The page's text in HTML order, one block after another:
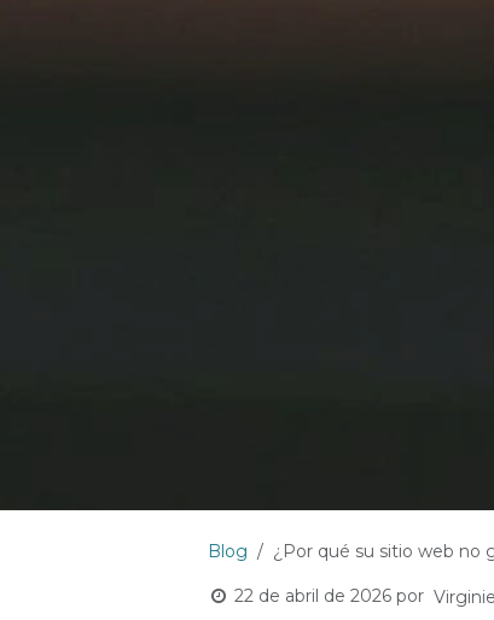
Blog ¿Por qué su sitio web no
22 de abril de 2026 por